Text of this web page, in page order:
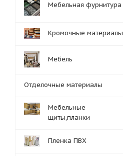
Мебельная фурнитура
Кромочные материалы
Мебель
Отделочные материалы
Мебельные
щиты,планки
Пленка ПВХ